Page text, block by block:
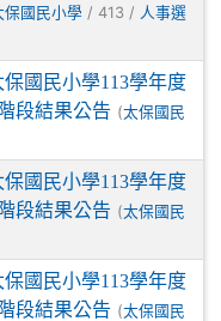
保國民小學 / 413 / 人事選
國民小學113學年度
段結果公告 (太保國民
國民小學113學年度
段結果公告 (太保國民
國民小學113學年度
段結果公告 (太保國民